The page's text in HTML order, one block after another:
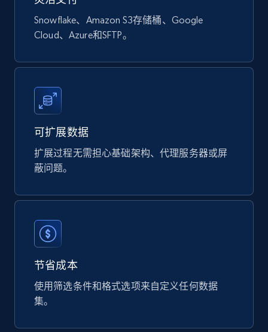
Naver products
Discount rate, Currency, Description, and more.
eCommerce
839+
Currency, Rating, Reviews count, and more.
823+ 40+ 立即购买
Snowflake、Amazon S3存储桶、Google
Cloud、Azure和SFTP。
可扩展数据
扩展过程无需担心基础架构、代理服务器或屏
蔽问题。
节省成本
使用筛选条件和格式选项来自定义任何数据
集。